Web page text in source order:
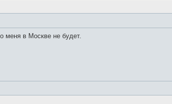
меня в Москве не будет.